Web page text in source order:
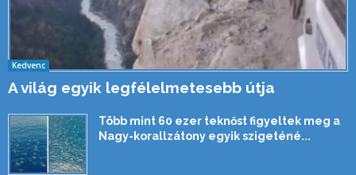
Kedvenc
A világ egyik legfélelmetesebb útja
Több mint 60 ezer teknőst figyeltek meg a
Nagy-korallzátony egyik szigeténé...